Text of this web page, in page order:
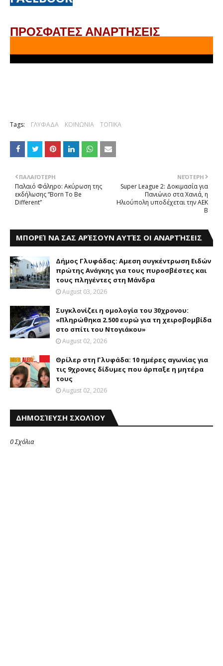
ΠΡΟΣΦΑΤΕΣ ΑΝΑΡΤΗΣΕΙΣ
Tags: ΓΛΥΦΑΔΑ ΚΟΙΝΩΝΙΑ ΤΟΠΙΚΑ
ΝΕΌΤΕΡΗ
Super League 2: Δοκιμασία για
Πανιώνιο στα Χανιά, η
Ηλιούπολη υποδέχεται την ΑΕΚ
Β
ΠΑΛΑΙΌΤΕΡΗ
Παλαιό Φάληρο: Ακύρωση της
εκδήλωσης “Born To Be
Different”
ΜΠΟΡΕΊ ΝΑ ΣΑΣ ΑΡΈΣΟΥΝ ΑΥΤΈΣ ΟΙ ΑΝΑΡΤΉΣΕΙΣ
Δήμος Γλυφάδας: Aμεση συγκέντρωση Eιδών
πρώτης Aνάγκης για τους πυροσβέστες και
τους πληγέντες στη Mάνδρα
August 03, 2026
Συγκλονίζει η ομολογία του 30χρονου:
«Πληρώθηκα 2.500 ευρώ για τη χειροβομβίδα
στο σπίτι του Ντογιάκου»
August 02, 2026
Θρίλερ στη Γλυφάδα: 10 ημέρες αγωνίας για
τις 9χρονες δίδυμες που άρπαξε η μητέρα
τους
August 02, 2026
ΔΗΜΟΣΊΕΥΣΗ ΣΧΟΛΊΟΥ
0 Σχόλια